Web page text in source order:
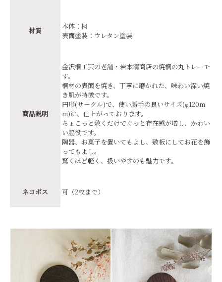
材質
本体：桐
表面塗装：ウレタン塗装
商品説明
金沢桐工芸の老舗・岩本清商店の焼桐の丸トレーで
す。
桐材の表面を焼き、丁寧に磨かれた、味わい深い焼
き肌が特徴です。
円形(サークル)で、使い勝手の良いサイズ(φ120m
m)に、仕上がっております。
ちょこっと敷くだけでぐっと存在感が増し、かわい
い脇役です。
陶器、お菓子を置いてもよし、敷板にしてお花を飾
ってもよし。
驚くほど軽く、扱いやすのも魅力です。
ネコポス 可（2枚まで）